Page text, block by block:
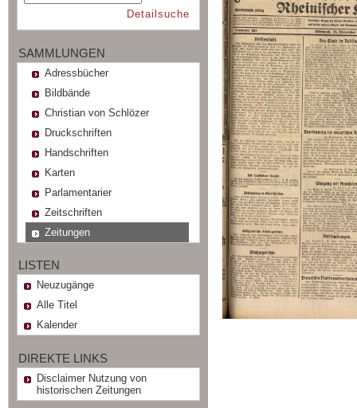
Detailsuche
SAMMLUNGEN
Adressbücher
Bildbände
Christian von Schlözer
Druckschriften
Handschriften
Karten
Parlamentarier
Zeitschriften
Zeitungen
LISTEN
Neuzugänge
Alle Titel
Kalender
DIREKTE LINKS
Disclaimer Nutzung von
historischen Zeitungen